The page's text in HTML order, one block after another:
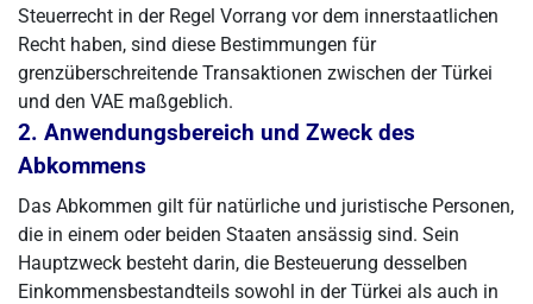
Steuerrecht in der Regel Vorrang vor dem innerstaatlichen
Recht haben, sind diese Bestimmungen für
grenzüberschreitende Transaktionen zwischen der Türkei
und den VAE maßgeblich.
2. Anwendungsbereich und Zweck des
Abkommens
Das Abkommen gilt für natürliche und juristische Personen,
die in einem oder beiden Staaten ansässig sind. Sein
Hauptzweck besteht darin, die Besteuerung desselben
Einkommensbestandteils sowohl in der Türkei als auch in